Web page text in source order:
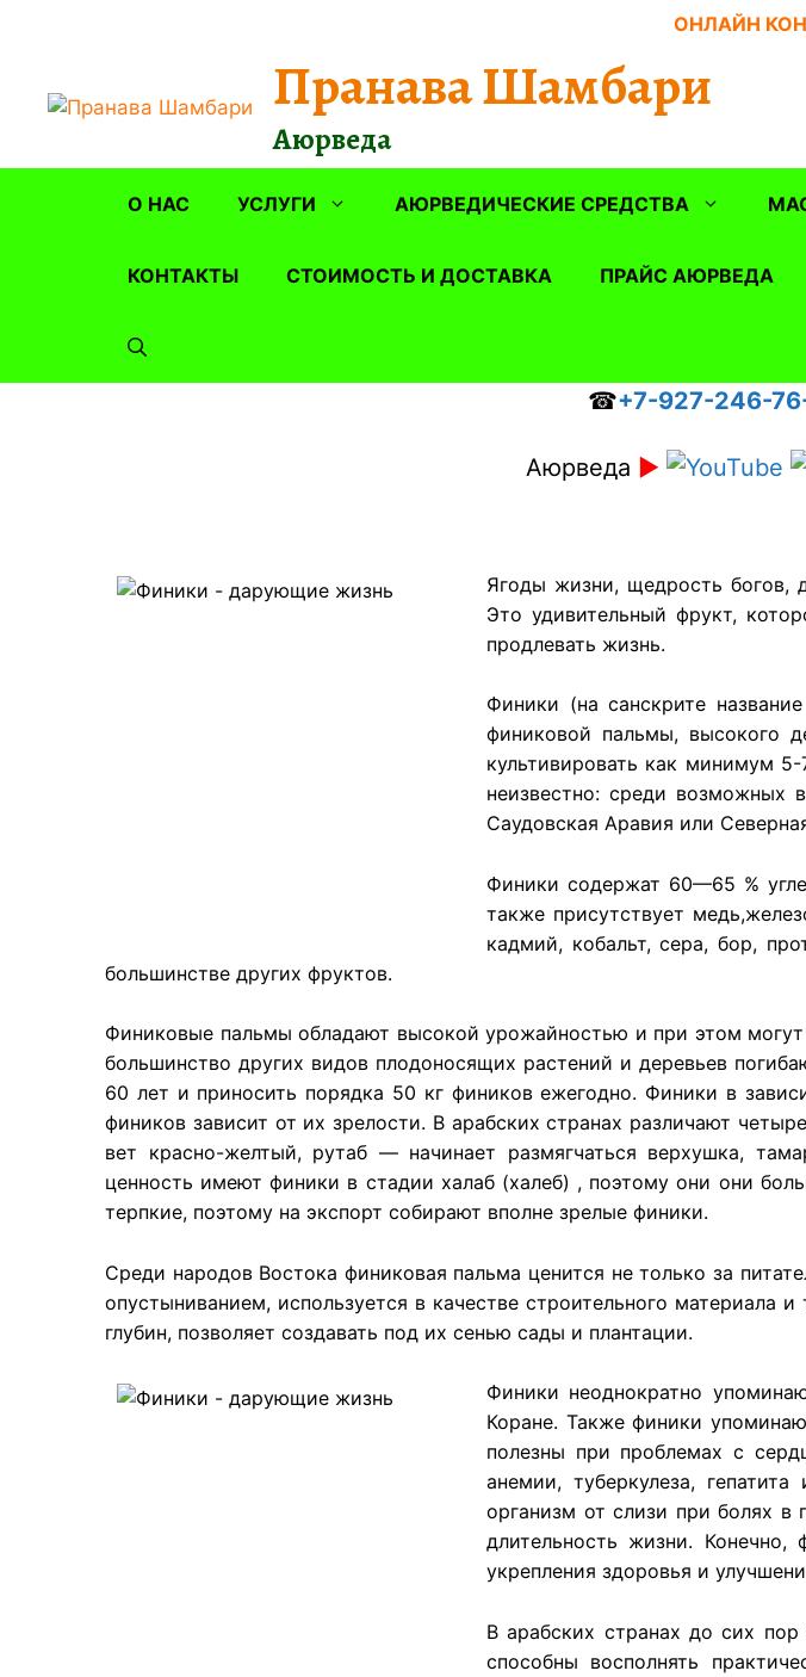
ОНЛАЙН
Пранава Шамбари
Аюрведа
О НАС УСЛУГИ АЮРВЕДИЧЕСКИЕ СРЕДСТВА
КОНТАКТЫ СТОИМОСТЬ И ДОСТАВКА ПРАЙС АЮРВЕДА
☎+7-927-246-
Аюрведа ►
​Ягоды жизни, щедрость богов,
Это удивительный фрукт,
продлевать жизнь.
Финики (на санскрите
финиковой пальмы, высокого
культивировать как минимум
неизвестно: среди возможных
Саудовская Аравия или
Финики содержат 60—65 %
также присутствует
кадмий, кобальт, сера, бор,
большинстве других фруктов.
Финиковые пальмы обладают высокой урожайностью и при этом
большинство других видов плодоносящих растений и деревьев
60 лет и приносить порядка 50 кг фиников ежегодно. Финики в
фиников зависит от их зрелости. В арабских странах различают
вет красно-желтый, рутаб — начинает размягчаться верхушка,
ценность имеют финики в стадии халаб (халеб) , поэтому они они
терпкие, поэтому на экспорт собирают вполне зрелые финики.
Среди народов Востока финиковая пальма ценится не только за
опустыниванием, используется в качестве строительного материала
глубин, позволяет создавать под их сенью сады и плантации.
​Финики неоднократно
Коране. Также финики
полезны при проблемах с
анемии, туберкулеза,
организм от слизи при болях в
длительность жизни. Конечно,
укрепления здоровья и
В арабских странах до сих
способны восполнять